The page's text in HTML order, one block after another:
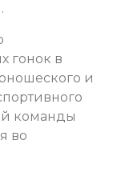
гонок в
и
команды
во